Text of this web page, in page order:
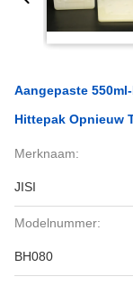
Aangepaste
Hittepak Opnieuw
Merknaam:
JISI
Modelnummer:
BH080